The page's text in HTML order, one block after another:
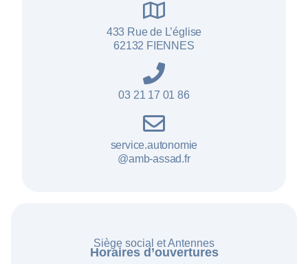
433 Rue de L’ég lise
62132 FIENNES
03 21 17 01 86
service.autonomie
@amb-assad.fr
Siège social et Antennes
Horaires d’ouvertures